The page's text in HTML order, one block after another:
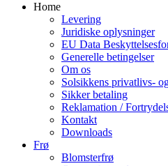
Home
Levering
Juridiske oplysninger
EU Data
Generelle betingelser
Om os
Solsikkens privatlivs-
Sikker betaling
Reklamation /
Kontakt
Downloads
Frø
Blomsterfrø